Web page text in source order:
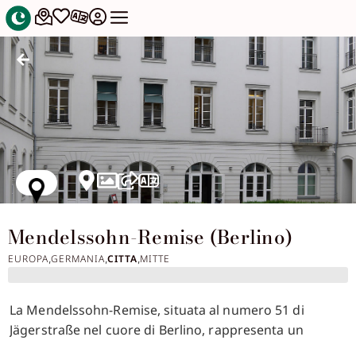
Mendelssohn-Remise (Berlino)
EUROPA,GERMANIA,CITTA,MITTE
La Mendelssohn-Remise, situata al numero 51 di
Jägerstraße nel cuore di Berlino, rappresenta un